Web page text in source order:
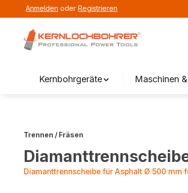
Zur Hauptnavigation springen
Anmelden oder Registrieren
Kernbohrgeräte Maschinen
Trennen / Fräsen
Diamanttrennscheibe für Asphalt Ø 500 mm